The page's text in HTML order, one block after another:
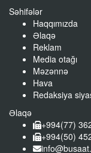
Səhifələr
Haqqımızda
Əlaqə
Reklam
Media otağı
Məzənnə
Hava
Redaksiya
Əlaqə
+994(77)
+994(50)